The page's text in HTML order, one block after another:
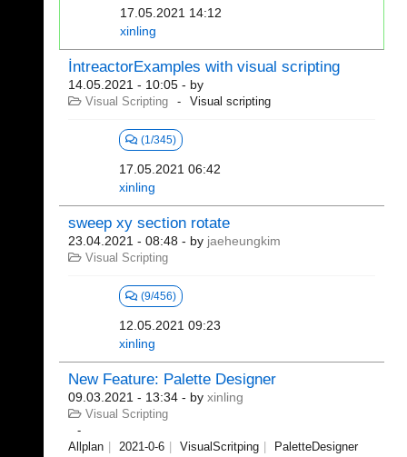
17.05.2021 14:12
xinling
İntreactorExamples with visual scripting
14.05.2021 - 10:05 - by
Visual Scripting Visual scripting
(1/345)
17.05.2021 06:42
xinling
sweep xy section rotate
23.04.2021 - 08:48 - by jaeheungkim
Visual Scripting
(9/456)
12.05.2021 09:23
xinling
New Feature: Palette Designer
09.03.2021 - 13:34 - by xinling
Visual Scripting
Allplan 2021-0-6 VisualScritping
PaletteDesigner